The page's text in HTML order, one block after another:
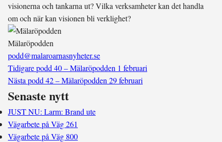
visionerna och tankarna ut? Vilka verksamheter kan det handla
om och när kan visionen bli verklighet?
Mälaröpodden
podd@malaroarnasnyheter.se
Tidigare podd 40 – Mälaröpodden 1 februari
Nästa podd 42 – Mälaröpodden 29 februari
Senaste nytt
JUST NU: Larm: Brand ute
Vägarbete på Väg 261
Vägarbete på Väg 800